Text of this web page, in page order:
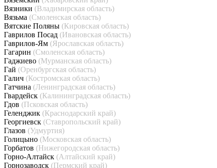
Вязники (Владимирская область)
Вязьма (Смоленская область)
Вятские Поляны (Кировская область)
Гаврилов Посад (Ивановская область)
Гаврилов-Ям (Ярославская область)
Гагарин (Смоленская область)
Гаджиево (Мурманская область)
Гай (Оренбургская область)
Галич (Костромская область)
Гатчина (Ленинградская область)
Гвардейск (Калининградская область)
Гдов (Псковская область)
Геленджик (Краснодарский край)
Георгиевск (Ставропольский край)
Глазов (Удмуртия)
Голицыно (Московская область)
Горбатов (Нижегородская область)
Горно-Алтайск (Алтайский край)
Горнозаводск (Пермский край)